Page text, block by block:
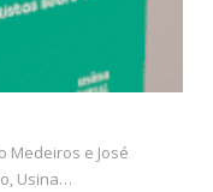
Medeiros e José
Usina…